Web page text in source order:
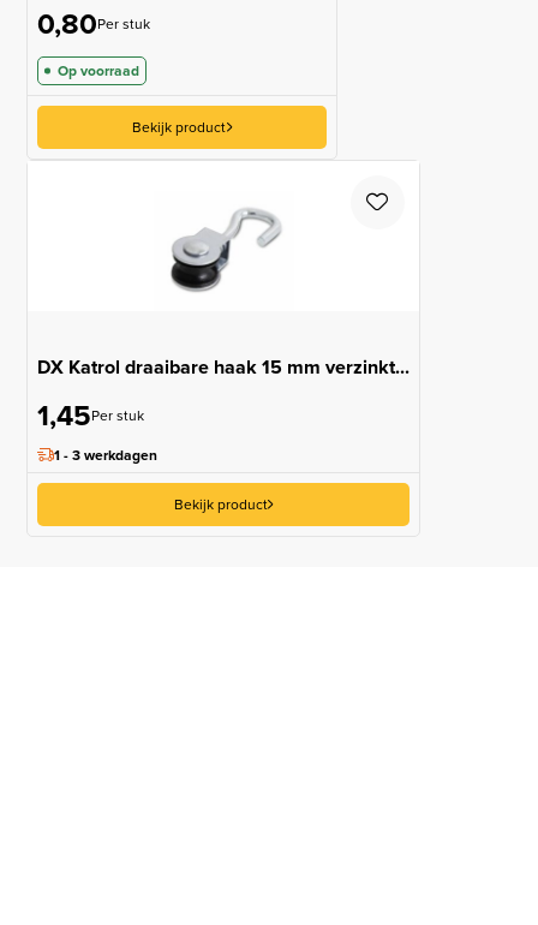
0,80Per stuk
Op voorraad
Bekijk product
DX Katrol draaibare haak 15 mm verzinkt...
1,45Per stuk
1 - 3 werkdagen
Bekijk product